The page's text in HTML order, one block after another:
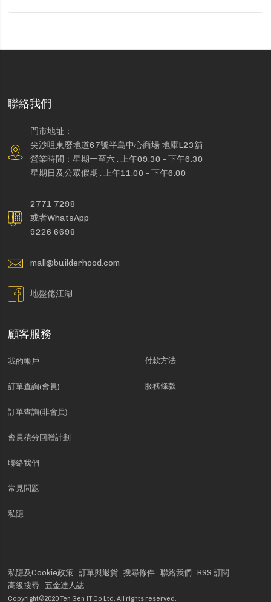
聯絡我們
門市地址：
尖沙咀東麼地道67號半島中心商場 地庫L23舖
營業時間：星期一至六 : 上午09:30 - 下午6:30
星期日及公眾假期 : 上午11:00 - 下午6:00
2771 7298
或者WhatsApp
9226 6698
mall@builderhood.com
地盤佬江湖
顧客服務
我的帳戶
訂單查詢(會員)
訂單查詢(非會員)
會員積分回贈計劃
聯絡我們
常見問題
私隱
付款方法
服務條款
私隱及Cookie政策 訂單與退貨 搜尋條件 聯絡我們
RSS 訂閱
高級搜尋
五金達人誌
Copyright©2020 Ten Gen IT Co Ltd. All rights reserved.